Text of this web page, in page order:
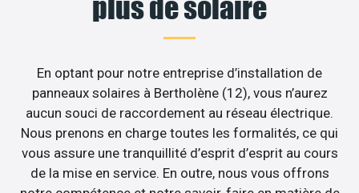
plus de solaire
En optant pour notre entreprise d’installation de
panneaux solaires à Bertholène (12), vous n’aurez
aucun souci de raccordement au réseau électrique.
Nous prenons en charge toutes les formalités, ce qui
vous assure une tranquillité d’esprit d’esprit au cours
de la mise en service. En outre, nous vous offrons